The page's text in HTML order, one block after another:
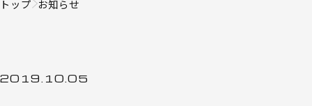
トップ お知らせ
2019.10.05